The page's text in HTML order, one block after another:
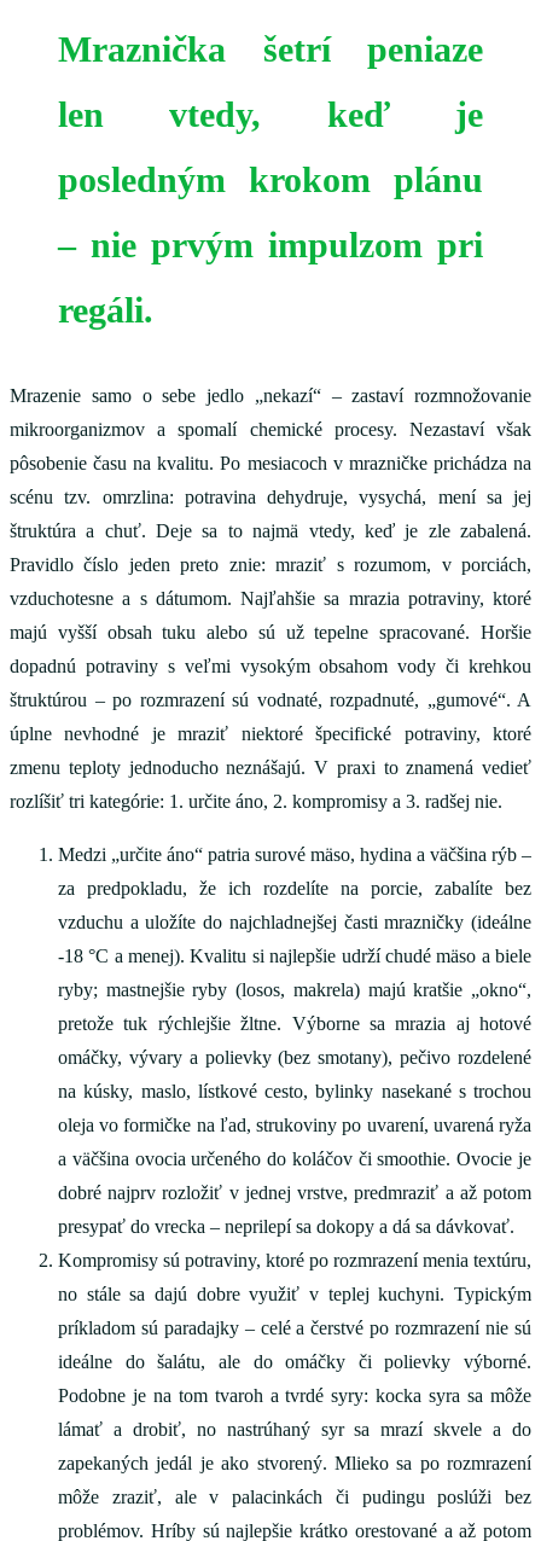
Mraznička šetrí peniaze
len vtedy, keď je
posledným krokom plánu
– nie prvým impulzom pri
regáli.
Mrazenie samo o sebe jedlo „nekazí“ – zastaví rozmnožovanie
mikroorganizmov a spomalí chemické procesy. Nezastaví však
pôsobenie času na kvalitu. Po mesiacoch v mrazničke prichádza na
scénu tzv. omrzlina: potravina dehydruje, vysychá, mení sa jej
štruktúra a chuť. Deje sa to najmä vtedy, keď je zle zabalená.
Pravidlo číslo jeden preto znie: mraziť s rozumom, v porciách,
vzduchotesne a s dátumom. Najľahšie sa mrazia potraviny, ktoré
majú vyšší obsah tuku alebo sú už tepelne spracované. Horšie
dopadnú potraviny s veľmi vysokým obsahom vody či krehkou
štruktúrou – po rozmrazení sú vodnaté, rozpadnuté, „gumové“. A
úplne nevhodné je mraziť niektoré špecifické potraviny, ktoré
zmenu teploty jednoducho neznášajú. V praxi to znamená vedieť
rozlíšiť tri kategórie: 1. určite áno, 2. kompromisy a 3. radšej nie.
Medzi „určite áno“ patria surové mäso, hydina a väčšina rýb –
za predpokladu, že ich rozdelíte na porcie, zabalíte bez
vzduchu a uložíte do najchladnejšej časti mrazničky (ideálne
-18 °C a menej). Kvalitu si najlepšie udrží chudé mäso a biele
ryby; mastnejšie ryby (losos, makrela) majú kratšie „okno“,
pretože tuk rýchlejšie žltne. Výborne sa mrazia aj hotové
omáčky, vývary a polievky (bez smotany), pečivo rozdelené
na kúsky, maslo, lístkové cesto, bylinky nasekané s trochou
oleja vo formičke na ľad, strukoviny po uvarení, uvarená ryža
a väčšina ovocia určeného do koláčov či smoothie. Ovocie je
dobré najprv rozložiť v jednej vrstve, predmraziť a až potom
presypať do vrecka – neprilepí sa dokopy a dá sa dávkovať.
Kompromisy sú potraviny, ktoré po rozmrazení menia textúru,
no stále sa dajú dobre využiť v teplej kuchyni. Typickým
príkladom sú paradajky – celé a čerstvé po rozmrazení nie sú
ideálne do šalátu, ale do omáčky či polievky výborné.
Podobne je na tom tvaroh a tvrdé syry: kocka syra sa môže
lámať a drobiť, no nastrúhaný syr sa mrazí skvele a do
zapekaných jedál je ako stvorený. Mlieko sa po rozmrazení
môže zraziť, ale v palacinkách či pudingu poslúži bez
problémov. Hríby sú najlepšie krátko orestované a až potom